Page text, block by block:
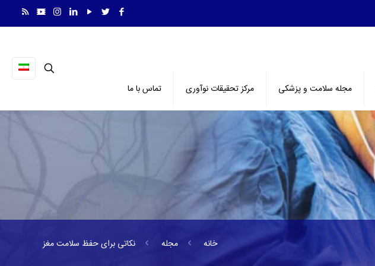
مجله سلامت و پزشکی مرکز تحقیقات نوآوری تماس با ما
خانه مجله نکاتی برای حفظ سلامت مغز